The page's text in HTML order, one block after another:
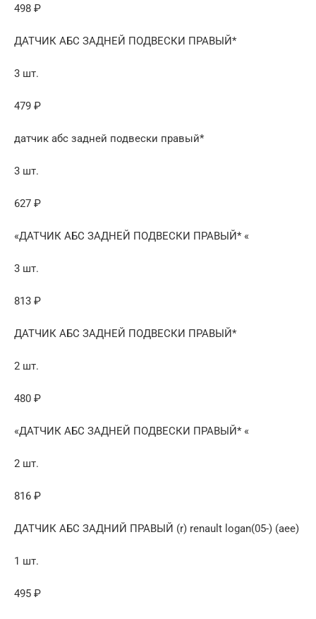
498 ₽
ДАТЧИК АБС ЗАДНЕЙ ПОДВЕСКИ ПРАВЫЙ*
3 шт.
479 ₽
датчик абс задней подвески правый*
3 шт.
627 ₽
«ДАТЧИК АБС ЗАДНЕЙ ПОДВЕСКИ ПРАВЫЙ* «
3 шт.
813 ₽
ДАТЧИК АБС ЗАДНЕЙ ПОДВЕСКИ ПРАВЫЙ*
2 шт.
480 ₽
«ДАТЧИК АБС ЗАДНЕЙ ПОДВЕСКИ ПРАВЫЙ* «
2 шт.
816 ₽
ДАТЧИК АБС ЗАДНИЙ ПРАВЫЙ (r) renault logan(05-) (aee)
1 шт.
495 ₽